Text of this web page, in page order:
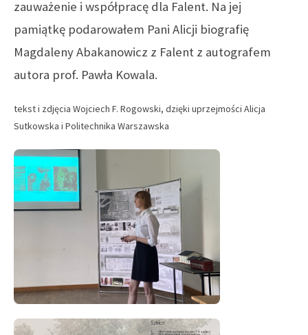
zauważenie i współpracę dla Falent. Na jej
pamiątkę podarowałem Pani Alicji biografię
Magdaleny Abakanowicz z Falent z autografem
autora prof. Pawła Kowala.
tekst i zdjęcia Wojciech F. Rogowski, dzięki uprzejmości Alicja
Sutkowska i Politechnika Warszawska